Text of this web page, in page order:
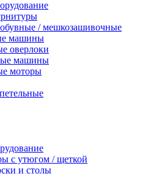
/ мешкозашивочные
машины
оверлоки
машины
моторы
с утюгом / щеткой
и столы